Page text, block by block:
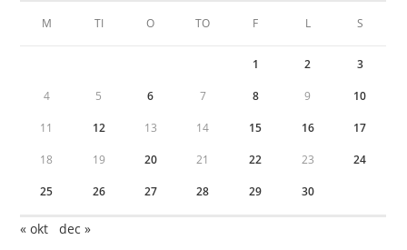
M TI O TO F L S
1 2 3
4 5 6 7 8 9 10
11 12 13 14 15 16 17
18 19 20 21 22 23 24
25 26 27 28 29 30
« okt dec »